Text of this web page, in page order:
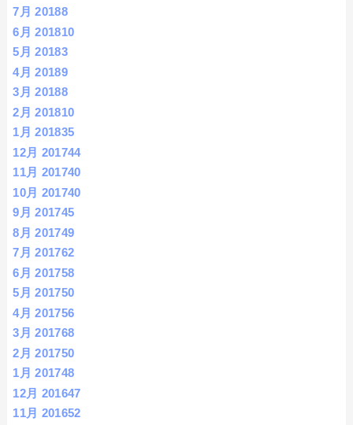
7月 20188
6月 201810
5月 20183
4月 20189
3月 20188
2月 201810
1月 201835
12月 201744
11月 201740
10月 201740
9月 201745
8月 201749
7月 201762
6月 201758
5月 201750
4月 201756
3月 201768
2月 201750
1月 201748
12月 201647
11月 201652